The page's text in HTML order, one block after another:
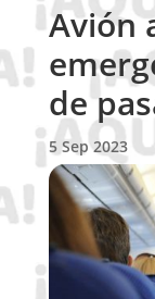
Avión
de
5 Sep 2023